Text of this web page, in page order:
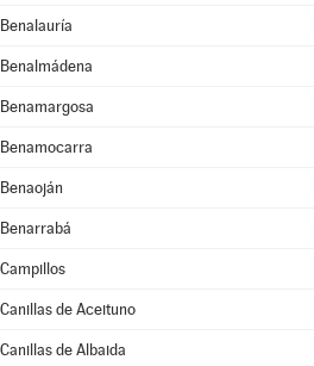
Benalauría
Benalmádena
Benamargosa
Benamocarra
Benaoján
Benarrabá
Campillos
Canillas de Aceituno
Canillas de Albaida